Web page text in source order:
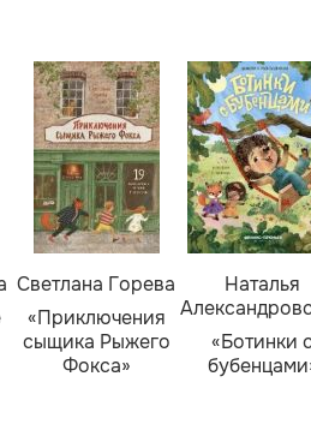
Светлана Горева
«Приключения
сыщика Рыжего
Фокса»
Наталья
«Ботинки с